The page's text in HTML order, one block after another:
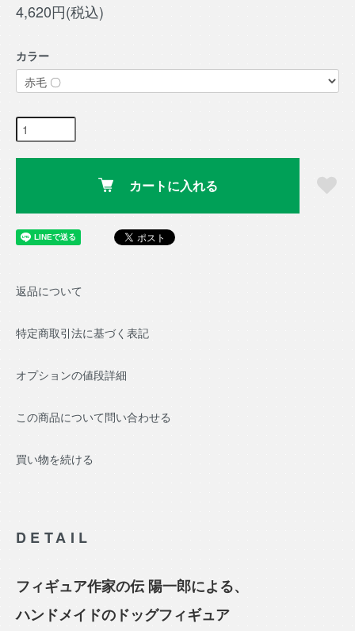
4,620円(税込)
カラー
カートに入れる
返品について
特定商取引法に基づく表記
オプションの値段詳細
この商品について問い合わせる
買い物を続ける
DETAIL
フィギュア作家の伝 陽一郎による、
ハンドメイドのドッグフィギュア